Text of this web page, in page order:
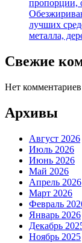
пропорции,
лучших
металла,
Свежие
Нет
Архивы
Август 2026
Июль 2026
Июнь 2026
Май 2026
Апрель 2026
Март 2026
Февраль
Январь 2026
Декабрь
Ноябрь 2025